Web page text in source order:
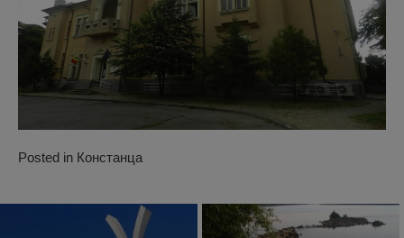
Posted in Констанца